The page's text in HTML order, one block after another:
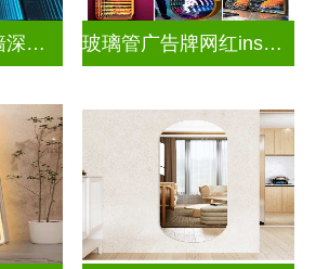
大尺寸网红背景墙深渊镜 玻璃管广告牌网红ins灯带造型装饰千层镜深渊镜